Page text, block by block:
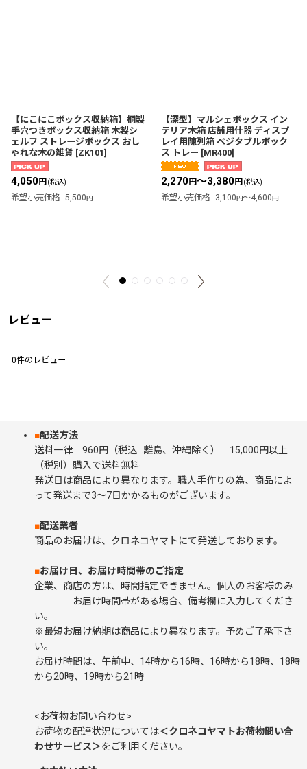
【にこにこボックス収納箱】桐製
手穴つきボックス収納箱 木製シ
ェルフ ストレージボックス おし
ゃれな木の雑貨 [ZK101]
4,050円(税込)
希望小売価格 : 5,500円
【深型】マルシェボックス イン
テリア木箱 店舗用什器 ディスプ
レイ用陳列箱 ベジタブルボック
ス トレー [MR400]
2,270円～3,380円(税込)
希望小売価格 : 3,100円～4,600円
レビュー
0件のレビュー
■配送方法
送料一律 960円（税込…離島、沖縄除く） 15,000円以上
（税別）購入で送料無料
発送日は商品により異なります。職人手作りの為、商品によ
って発送まで3～7日かかるものがございます。
■配送業者
商品のお届けは、クロネコヤマトにて発送しております。
■お届け日、お届け時間帯のご指定
企業、商店の方は、時間指定できません。個人のお客様のみ
お届け時間帯がある場合、備考欄に入力してくださ
い。
※最短お届け納期は商品により異なります。予めご了承下さ
い。
お届け時間は、午前中、14時から16時、16時から18時、18時
から20時、19時から21時
<お荷物お問い合わせ>
お荷物の配達状況については＜クロネコヤマトお荷物問い合
わせサービス＞をご利用ください。